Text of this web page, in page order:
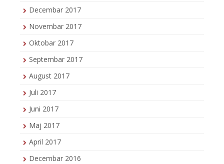
Decembar 2017
Novembar 2017
Oktobar 2017
Septembar 2017
August 2017
Juli 2017
Juni 2017
Maj 2017
April 2017
Decembar 2016